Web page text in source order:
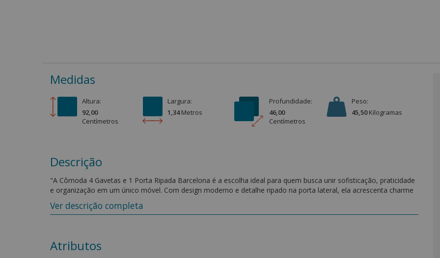
Medidas
Altura:
92,00
Centímetros
Largura:
1,34 Metros
Profundidade:
46,00
Centímetros
Peso:
45,50 Kilogramas
Descrição
"A Cômoda 4 Gavetas e 1 Porta Ripada Barcelona é a escolha ideal para quem busca unir sofisticação, praticidade
e organização em um único móvel. Com design moderno e detalhe ripado na porta lateral, ela acrescenta charme
e personalidade ao ambiente, tornando o quarto mais acolhedor e elegante.
Produzida em MDP e MDF de alta qualidade, garante resistência, durabilidade e acabamento impecável,
Com quatro gavetas amplas, a cômoda proporciona espaço de sobra para manter roupas, acessórios e objetos
sempre bem organizados. A porta lateral funcional, além de prática, agrega estilo e diferencia o móvel com seu
Ver descrição completa
Atributos